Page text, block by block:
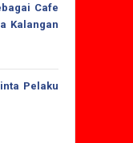
Cafe
Kalangan
Pelaku